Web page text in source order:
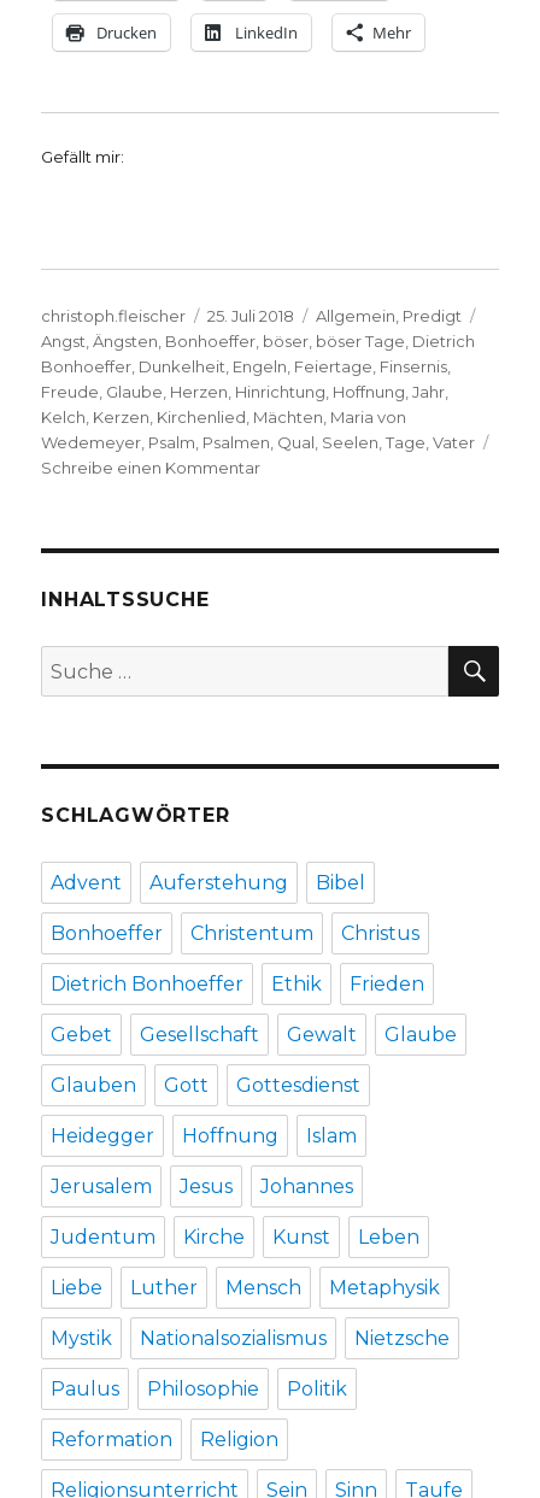
Drucken LinkedIn Mehr
Gefällt mir:
Autor
christoph.fleischer
Veröffentlicht
am
25. Juli 2018 Kategorien
Allgemein Predigt
Angst ,Ängsten Bonhoeffer böser böser Tage Dietrich
Bonhoeffer Dunkelheit Engeln Feiertage Finsernis
Freude Glaube Herzen Hinrichtung Hoffnung ,Jahr
Kelch Kerzen Kirchenlied Mächten Maria von
Wedemeyer Psalm Psalmen Qual Seelen ,Tage ,Vater
Schreibe einen Kommentarzu
Von
Mächten
Christoph
INHALTSSUCHE
Suche
nach:
SCHLAGWÖRTER
Advent Auferstehung Bibel
Bonhoeffer Christentum Christus
Dietrich Bonhoeffer Ethik Frieden
Gebet Gesellschaft Gewalt Glaube
Glauben Gott Gottesdienst
Heidegger Hoffnung Islam
Jerusalem Jesus Johannes
Judentum Kirche Kunst Leben
Liebe Luther Mensch Metaphysik
Mystik Nationalsozialismus Nietzsche
Paulus Philosophie Politik
Reformation Religion
Religionsunterricht Sein Sinn Taufe